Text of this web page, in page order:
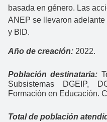
basada en género. Las
ANEP se llevaron
y BID.
Año de creación: 2022.
Población destinataria:
Subsistemas DGEIP,
Formación en Educación.
Total de población